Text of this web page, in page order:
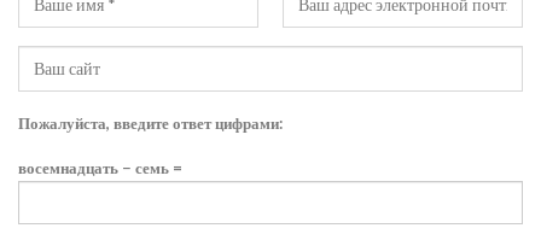
Пожалуйста, введите ответ цифрами:
восемнадцать − семь =